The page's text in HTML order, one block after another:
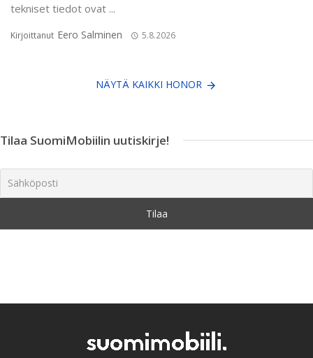
tekniset tiedot ovat ...
Kirjoittanut Eero Salminen 5.8.2026
NÄYTÄ KAIKKI HONOR
Tilaa SuomiMobiilin uutiskirje!